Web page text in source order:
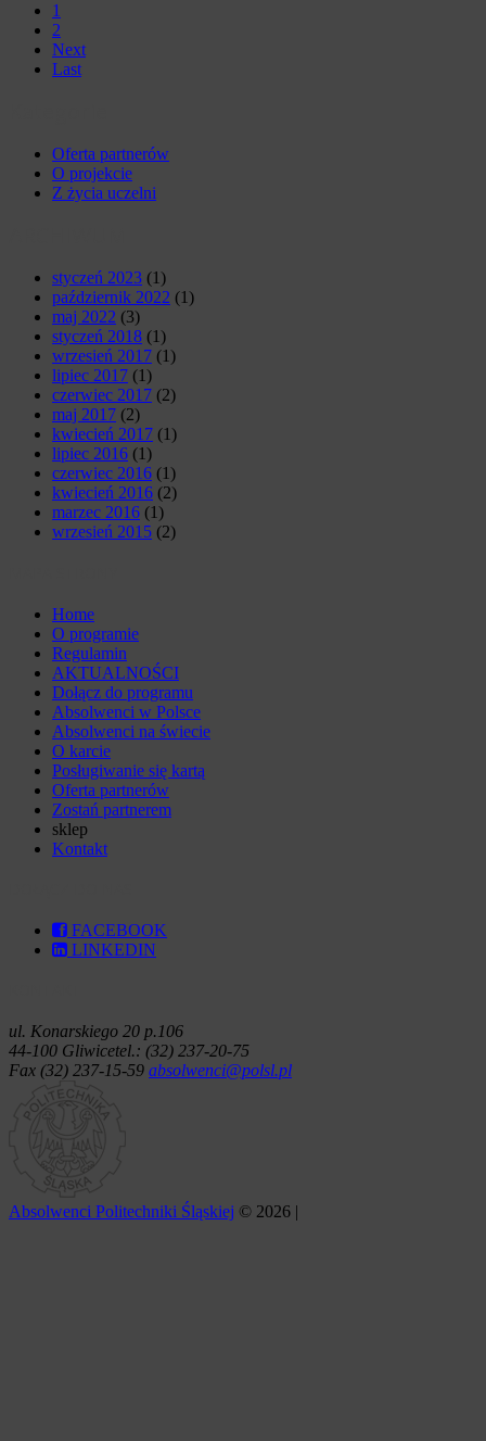
1
2
Next
Last
Oferta partnerów
O projekcie
Z życia uczelni
styczeń 2023 (1)
październik 2022 (1)
maj 2022 (3)
styczeń 2018 (1)
wrzesień 2017 (1)
lipiec 2017 (1)
czerwiec 2017 (2)
maj 2017 (2)
kwiecień 2017 (1)
lipiec 2016 (1)
czerwiec 2016 (1)
kwiecień 2016 (2)
marzec 2016 (1)
wrzesień 2015 (2)
Home
O programie
Regulamin
AKTUALNOŚCI
Dołącz do programu
Absolwenci w Polsce
Absolwenci na świecie
O karcie
Posługiwanie się kartą
Oferta partnerów
Zostań partnerem
sklep
Kontakt
FACEBOOK
LINKEDIN
ul. Konarskiego 20 p.106
44-100 Gliwicetel.: (32) 237-20-75
Fax (32) 237-15-59 absolwenci@polsl.pl
Absolwenci Politechniki Śląskiej © 2026 |